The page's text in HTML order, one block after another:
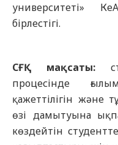
университеті»
бірлестігі.
СҒҚ мақсаты:
процесінде
қажеттілігін және
өзі дамытуына
көздейтін